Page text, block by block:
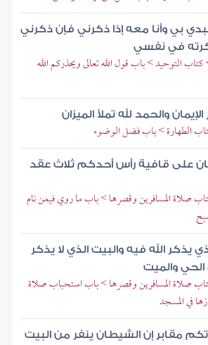
بي وأنا معه إذا ذكرني فإن ذكرني
في نفسي
التوحيد > باب قول الله تعالى ويحذركم الله
والحمد لله تملأ الميزان
الطهارة > باب فضل الوضوء
على قافية رأس أحدكم ثلاث عقد
صلاة المسافرين وقصرها > باب ما روي فيمن نام
يذكر الله فيه والبيت الذي لا يذكر
الحي والميت
صلاة المسافرين وقصرها > باب استحباب صلاة
في المسجد
مقابر إن الشيطان ينفر من البيت